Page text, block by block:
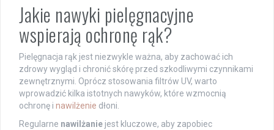
Jakie nawyki pielęgnacyjne
wspierają ochronę rąk?
Pielęgnacja rąk jest niezwykle ważna, aby zachować ich
zdrowy wygląd i chronić skórę przed szkodliwymi czynnikami
zewnętrznymi. Oprócz stosowania filtrów UV, warto
wprowadzić kilka istotnych nawyków, które wzmocnią
ochronę i nawilżenie dłoni.
Regularne nawilżanie jest kluczowe, aby zapobiec